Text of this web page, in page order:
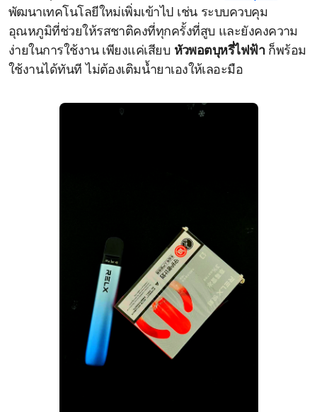
พัฒนาเทคโนโลยีใหม่เพิ่มเข้าไป เช่น ระบบควบคุม
อุณหภูมิที่ช่วยให้รสชาติคงที่ทุกครั้งที่สูบ และยังคงความ
ง่ายในการใช้งาน เพียงแค่เสียบ หัวพอตบุหรี่ไฟฟ้าก็พร้อม
ใช้งานได้ทันที ไม่ต้องเติมน้ำยาเองให้เลอะมือ